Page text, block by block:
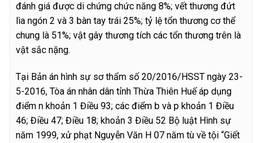
đánh giá được di chứng chức năng 8%; vết thương đứt
lìa ngón 2 và 3 bàn tay trái 25%; tỷ lệ tổn thương cơ thể
chung là 51%; vật gây thương tích các tổn thương trên là
vật sắc nặng.
Tại Bản án hình sự sơ thẩm số 20/2016/HSST ngày 23-
5-2016, Tòa án nhân dân tỉnh Thừa Thiên Huế áp dụng
điểm n khoản 1 Điều 93; các điểm b và p khoản 1 Điều
46; Điều 47; Điều 18; khoản 3 Điều 52 Bộ luật Hình sự
năm 1999, xử phạt Nguyễn Văn H 07 năm tù về tội “Giết